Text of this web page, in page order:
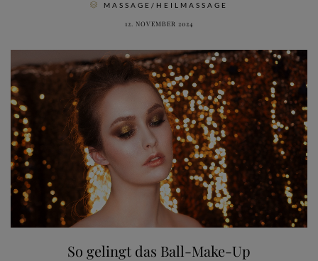
 MASSAGE/HEILMASSAGE
12. NOVEMBER 2024
So gelingt das Ball-Make-Up